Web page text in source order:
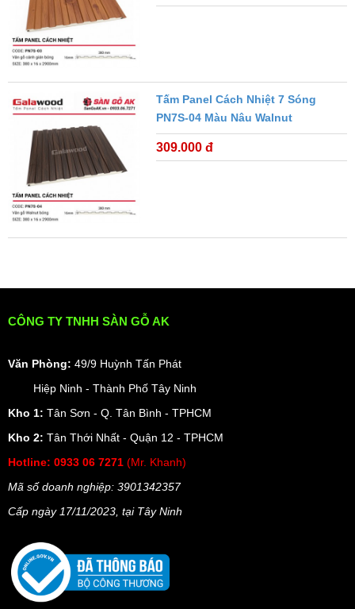
Tấm Panel Cách Nhiệt 7 Sóng
PN7S-04 Màu Nâu Walnut
309.000 đ
CÔNG TY TNHH SÀN GỖ AK
Văn Phòng: 49/9 Huỳnh Tấn Phát
Hiệp Ninh - Thành Phố Tây Ninh
Kho 1: Tân Sơn - Q. Tân Bình - TPHCM
Kho 2: Tân Thới Nhất - Quận 12 - TPHCM
Hotline: 0933 06 7271 (Mr. Khanh)
Mã số doanh nghiệp: 3901342357
Cấp ngày 17/11/2023, tại Tây Ninh